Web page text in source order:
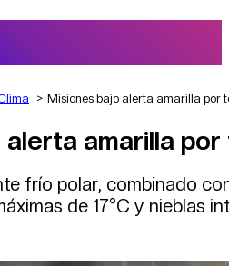
Misiones bajo alerta amarilla por
alerta amarilla
frío polar, combinado
de 17°C y nieblas